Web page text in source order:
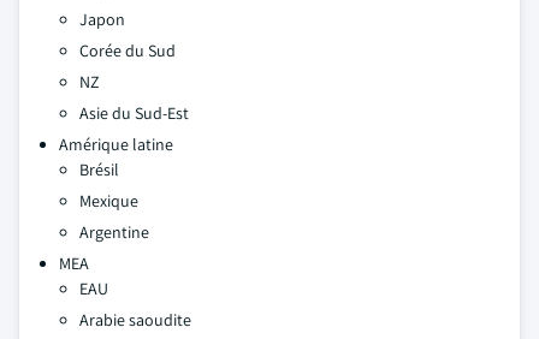
Japon
Corée du Sud
NZ
Asie du Sud-Est
Amérique latine
Brésil
Mexique
Argentine
MEA
EAU
Arabie saoudite